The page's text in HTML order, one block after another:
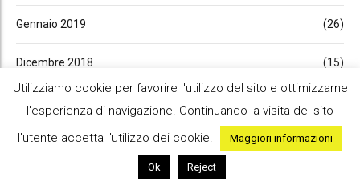
Gennaio 2019 (26)
Dicembre 2018 (15)
Ottobre 2018 (27)
Utilizziamo cookie per favorire l'utilizzo del sito e ottimizzarne
l'esperienza di navigazione. Continuando la visita del sito
l'utente accetta l'utilizzo dei cookie.
Maggiori informazioni
Ok Reject